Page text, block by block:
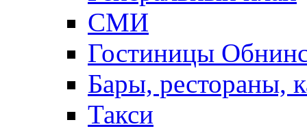
СМИ
Гостиницы
Бары, рестораны,
Такси